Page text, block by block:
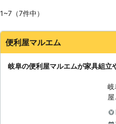
1~7（7件中）
便利屋マルエム
岐阜の便利屋マルエムが家具組立
岐